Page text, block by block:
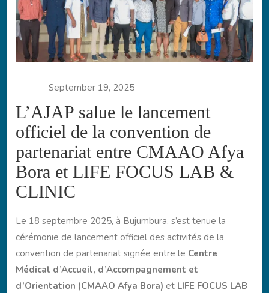
September 19, 2025
L’AJAP salue le lancement
officiel de la convention de
partenariat entre CMAAO Afya
Bora et LIFE FOCUS LAB &
CLINIC
Le 18 septembre 2025, à Bujumbura, s’est tenue la
cérémonie de lancement officiel des activités de la
convention de partenariat signée entre le Centre
Médical d’Accueil, d’Accompagnement et
d’Orientation (CMAAO Afya Bora) et LIFE FOCUS LAB